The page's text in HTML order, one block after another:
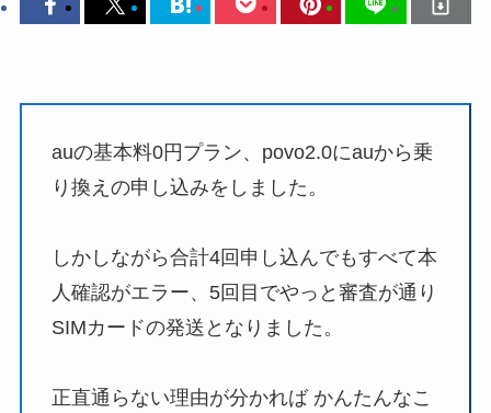
auの基本料0円プラン、povo2.0にauから乗
り換えの申し込みをしました。
しかしながら合計4回申し込んでもすべて本
人確認がエラー、5回目でやっと審査が通り
SIMカードの発送となりました。
正直通らない理由が分かれば かんたんなこ